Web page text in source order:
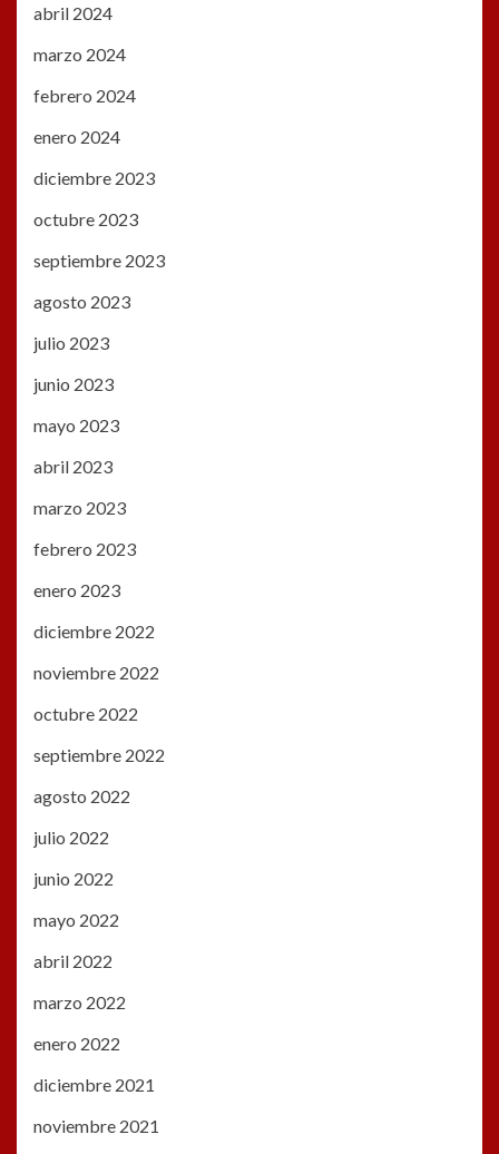
abril 2024
marzo 2024
febrero 2024
enero 2024
diciembre 2023
octubre 2023
septiembre 2023
agosto 2023
julio 2023
junio 2023
mayo 2023
abril 2023
marzo 2023
febrero 2023
enero 2023
diciembre 2022
noviembre 2022
octubre 2022
septiembre 2022
agosto 2022
julio 2022
junio 2022
mayo 2022
abril 2022
marzo 2022
enero 2022
diciembre 2021
noviembre 2021